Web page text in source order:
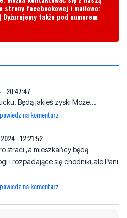
Będą jakieś zyski Może...
- 12:21:52
straci ,a mieszkańcy będą
na komentarz